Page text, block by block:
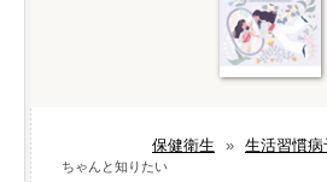
保健衛生 » 生活習慣
ちゃんと知りたい